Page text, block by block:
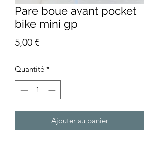
Pare boue avant pocket
bike mini gp
5,00 €Prix
Quantité *
Ajouter au panier